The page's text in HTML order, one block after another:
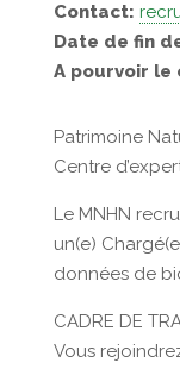
Contact:
Date de fin
A pourvoir le
Patrimoine
Centre
Le MNHN
un(e)
données de
CADRE DE
Vous